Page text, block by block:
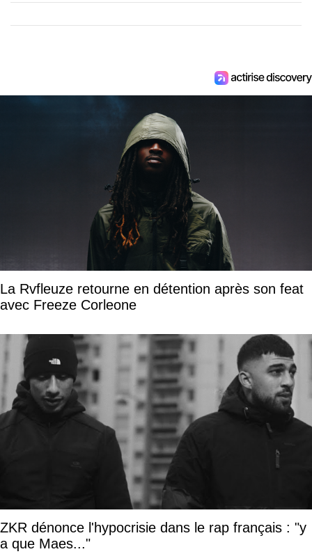
La Rvfleuze retourne en détention après son feat
avec Freeze Corleone
ZKR dénonce l'hypocrisie dans le rap français : "y
a que Maes..."